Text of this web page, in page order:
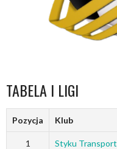
TABELA I LIGI
Pozycja Klub
1 Styku Transport